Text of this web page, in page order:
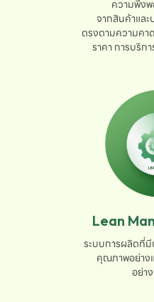
ความพึง
จากสินค้าแล
ตรงตามความค
ราคา การบริก
Lean
ระบบการผลิตที่
คุณภาพอย่าง
อย่า